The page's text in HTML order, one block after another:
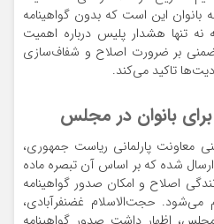
بانوان این است که بدون گواهینامه
تنها هشدار پلیس درباره اهمیت
بر ضرورت اصلاح و شفاف‌سازی
تاکید می‌کند.
بانوان در مجلس
معاونت پارلمانی ریاست جمهوری،
شده که بر اساس آن تبصره ماده
اصلاح و امکان صدور گواهینامه
می‌شود. حجت‌الاسلام غضنفرآبادی،